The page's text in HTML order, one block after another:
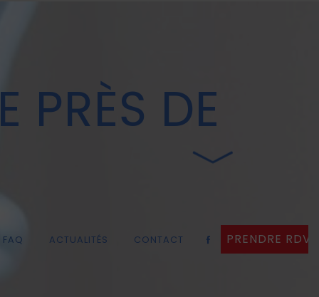
FAQ ACTUALITÉS CONTACT PRENDRE RDV
PRÈS DE